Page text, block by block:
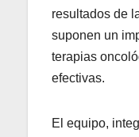
resultados de
suponen un
terapias
efectivas.
El equipo,